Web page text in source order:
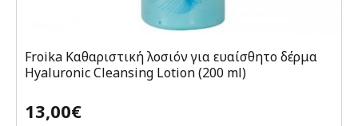
Froika Καθαριστική λοσιόν για ευαίσθητο δέρμα
Hyaluronic Cleansing Lotion (200 ml)
13,00€